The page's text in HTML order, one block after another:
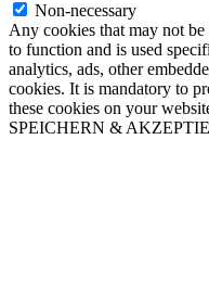
Non-necessary
Any cookies that may not
to function and is used
analytics, ads, other
cookies. It is mandatory to
these cookies on your
SPEICHERN &